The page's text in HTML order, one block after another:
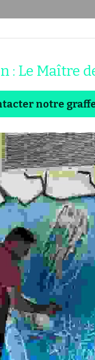
: Le Maître
notre